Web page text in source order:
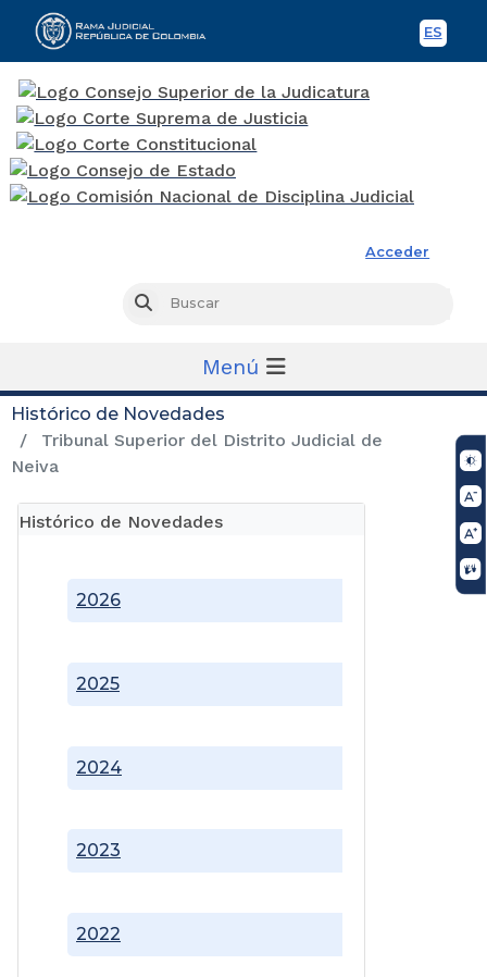
ES
Acceder
Buscar
Menú
Histórico de Novedades
Tribunal Superior del Distrito Judicial de
Neiva
Histórico de Novedades
2022
2023
2024
2025
2026